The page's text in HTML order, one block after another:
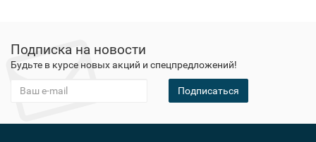
Подписка на новости
Будьте в курсе новых акций и спецпредложений!
Подписаться